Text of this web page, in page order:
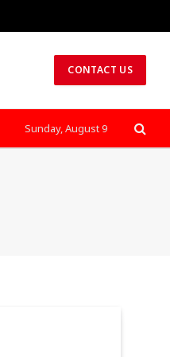
CONTACT US
Sunday, August 9